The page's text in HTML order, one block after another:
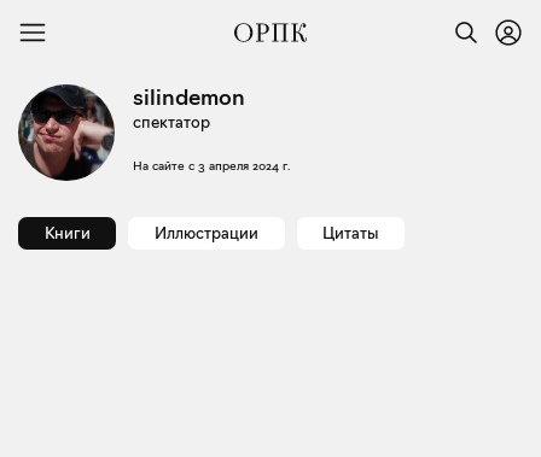
silindemon
спектатор
На сайте с 3 апреля 2024 г.
Книги Иллюстрации Цитаты